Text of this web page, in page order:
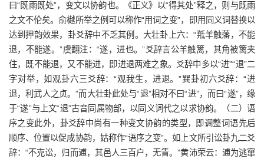
曰“既雨既处”，变文以协韵也。《正义》以“得其处”释之，则与既雨
之文不伦矣。俞樾所举之例可以称作“用词之变”，即用同义词替换以
达到押韵效果，卦爻辞中不乏其例。大壮卦上六：“羝羊触藩，不能
退，不能遂。”虞翻注：“遂，进也。”爻辞言公羊触篱，其角被篱夹
住，既不能退，又不能进，即进退两难之象。爻辞中多以“进”“退”二
字对举，如观卦六三爻辞：“观我生，进退。”巽卦初六爻辞：“进
退，利武人之贞。”而大壮卦此处与“退”相对不曰“进”，而曰“遂”，缘
于“遂”与上文“退”古音同属物部，以同义词代之以求协韵。（二）语
序之变此外，卦爻辞中尚有一种变文协韵的类型，即调整词语先后
顺序、位置以促成协韵，姑称作“语序之变”。如上文所引讼卦九二爻
辞：“不克讼，归而逋，其邑人三百户，无眚。”黄沛荣云：逋为逃窜